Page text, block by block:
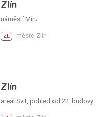
Zlín
náměstí Míru
ZL město Zlín
Zlín
areál Svit, pohled od 22. budovy